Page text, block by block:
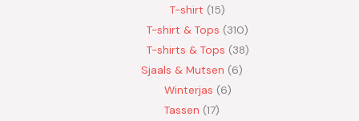
T-shirt 15
T-shirt & Tops 310
T-shirts & Tops 38
Sjaals & Mutsen 6
Winterjas 6
Tassen 17